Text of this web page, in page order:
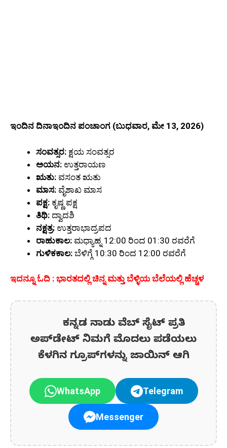
ಇಂದಿನ ದಿನಾಇಂದಿನ ಪಂಚಾಂಗ (ಬುಧವಾರ, ಮೇ 13, 2026)
ಸಂವತ್ಸರ: ಕ್ಷಯ ಸಂವತ್ಸರ
ಅಯನ: ಉತ್ತರಾಯಣ
ಋತು: ವಸಂತ ಋತು
ಮಾಸ: ವೈಶಾಖ ಮಾಸ
ಪಕ್ಷ: ಕೃಷ್ಣ ಪಕ್ಷ
ತಿಥಿ: ದ್ವಾದಶಿ
ನಕ್ಷತ್ರ: ಉತ್ತರಾಭಾದ್ರಪದ
ರಾಹುಕಾಲ: ಮಧ್ಯಾಹ್ನ 12:00 ರಿಂದ 01:30 ರವರೆಗೆ
ಗುಳಿಕಕಾಲ: ಬೆಳಿಗ್ಗೆ 10:30 ರಿಂದ 12:00 ರವರೆಗೆ
ಇದನ್ನೂ ಓದಿ : ಭಾರತದಲ್ಲಿ ಚಿನ್ನ ಮತ್ತು ಬೆಳ್ಳಿಯ ಬೆಲೆಯಲ್ಲಿ ಹೆಚ್ಚಳ
ಕನ್ನಡ ನಾಡು ವೆಬ್ ಸೈಟ್ ಪ್ರತಿ
ಅಪ್‌ಡೇಟ್‌ ನಿಮಗೆ ಮೊದಲು ಪಡೆಯಲು
ಕೆಳಗಿನ ಗ್ರೂಪ್‌ಗಳನ್ನು ಜಾಯಿನ್ ಆಗಿ
WhatsApp Telegram
Messenger